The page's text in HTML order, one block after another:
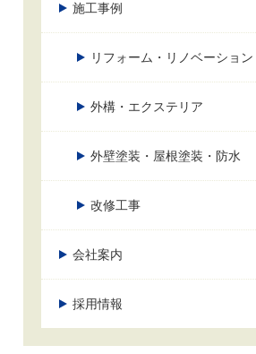
施工事例
リフォーム・リノベーション
外構・エクステリア
外壁塗装・屋根塗装・防水
改修工事
会社案内
採用情報